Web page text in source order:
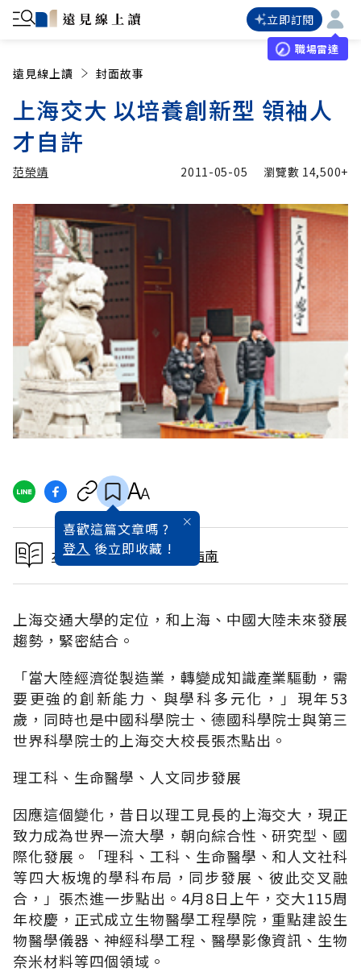
立即訂閱
職場雷達
遠見線上讀 封面故事
上海交大 以培養創新型 領袖人
才自許
范榮靖
范榮靖
2011-05-05 瀏覽數 14,500+
喜歡這篇文章嗎 ?
登入 後立即收藏 !
本文出自2011大學入學指南
上海交通大學的定位，和上海、中國大陸未來發展
趨勢，緊密結合。
「當大陸經濟從製造業，轉變成知識產業驅動，需
要更強的創新能力、與學科多元化，」現年53
歲，同時也是中國科學院士、德國科學院士與第三
世界科學院士的上海交大校長張杰點出。
理工科、生命醫學、人文同步發展
因應這個變化，昔日以理工見長的上海交大，現正
致力成為世界一流大學，朝向綜合性、研究型、國
際化發展。「理科、工科、生命醫學、和人文社科
等四大板塊的學科布局，同步發展、彼此交叉融
合，」張杰進一步點出。4月8日上午，交大115周
年校慶，正式成立生物醫學工程學院，重點建設生
物醫學儀器、神經科學工程、醫學影像資訊、生物
奈米材料等四個領域。